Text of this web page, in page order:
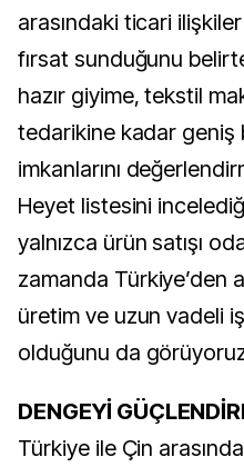
arasındaki ticari
fırsat sunduğunu
hazır giyime, tekstil
tedarikine kadar geniş
imkanlarını
Heyet listesini
yalnızca ürün satışı
zamanda Türkiye’den
üretim ve uzun vadeli
olduğunu da
DENGEYİ
Türkiye ile Çin